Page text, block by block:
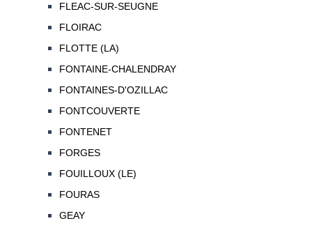
FLEAC-SUR-SEUGNE
FLOIRAC
FLOTTE (LA)
FONTAINE-CHALENDRAY
FONTAINES-D'OZILLAC
FONTCOUVERTE
FONTENET
FORGES
FOUILLOUX (LE)
FOURAS
GEAY